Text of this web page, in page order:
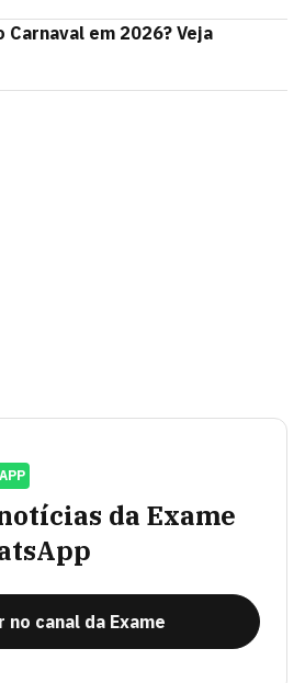
Carnaval em 2026? Veja
da Exame
no canal da Exame